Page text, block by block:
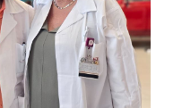
לבית
החולים
התת-קרקעי
הממוגן